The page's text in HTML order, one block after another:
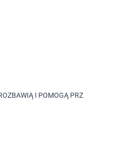
I POMOGĄ PRZETRWAĆ